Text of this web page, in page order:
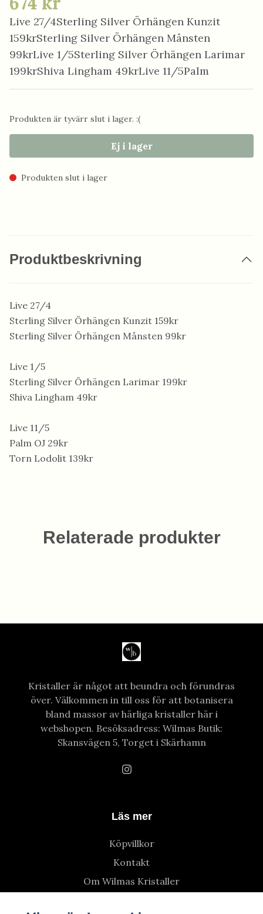
Live 27/4Sterling Silver Örhängen Kunzit
159krSterling Silver Örhängen Månsten
99krLive 1/5Sterling Silver Örhängen Larimar
199krShiva Lingham 49krLive 11/5Palm
Produkten är tyvärr slut i lager. :(
Ej i lager
Produkten slut i lager
Produktbeskrivning
Live 27/4
Sterling Silver Örhängen Kunzit 159kr
Sterling Silver Örhängen Månsten 99kr
Live 1/5
Sterling Silver Örhängen Larimar 199kr
Shiva Lingham 49kr
Live 11/5
Palm OJ 29kr
Torn Lodolit 139kr
Relaterade produkter
Kristaller är något att beundra och förundras
över. Välkommen in till oss för att botanisera
bland massor av härliga kristaller här i
webshopen. Besöksadress: Wilmas Butik:
Skansvägen 5, Torget i Skärhamn
Läs mer
Köpvillkor
Kontakt
Om Wilmas Kristaller